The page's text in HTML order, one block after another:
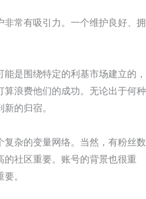
常有吸引力。一个维护良好、拥
是围绕特定的利基市场建立的，
浪费他们的成功。无论出于何种
的归宿。
杂的变量网络。当然，有粉丝数
社区重要。账号的背景也很重
。